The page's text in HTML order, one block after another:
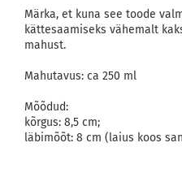
Märka, et kuna see toode
kättesaamiseks vähemalt
mahust.
Mahutavus: ca 250 ml
Mõõdud:
kõrgus: 8,5 cm;
läbimõõt: 8 cm (laius koos